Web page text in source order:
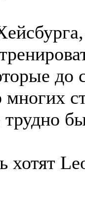
до
многих